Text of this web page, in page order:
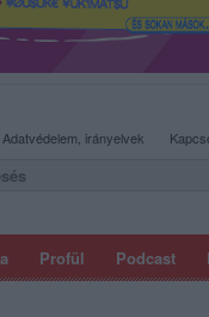
Profül Podcast
Adatvédelem, irányelvek